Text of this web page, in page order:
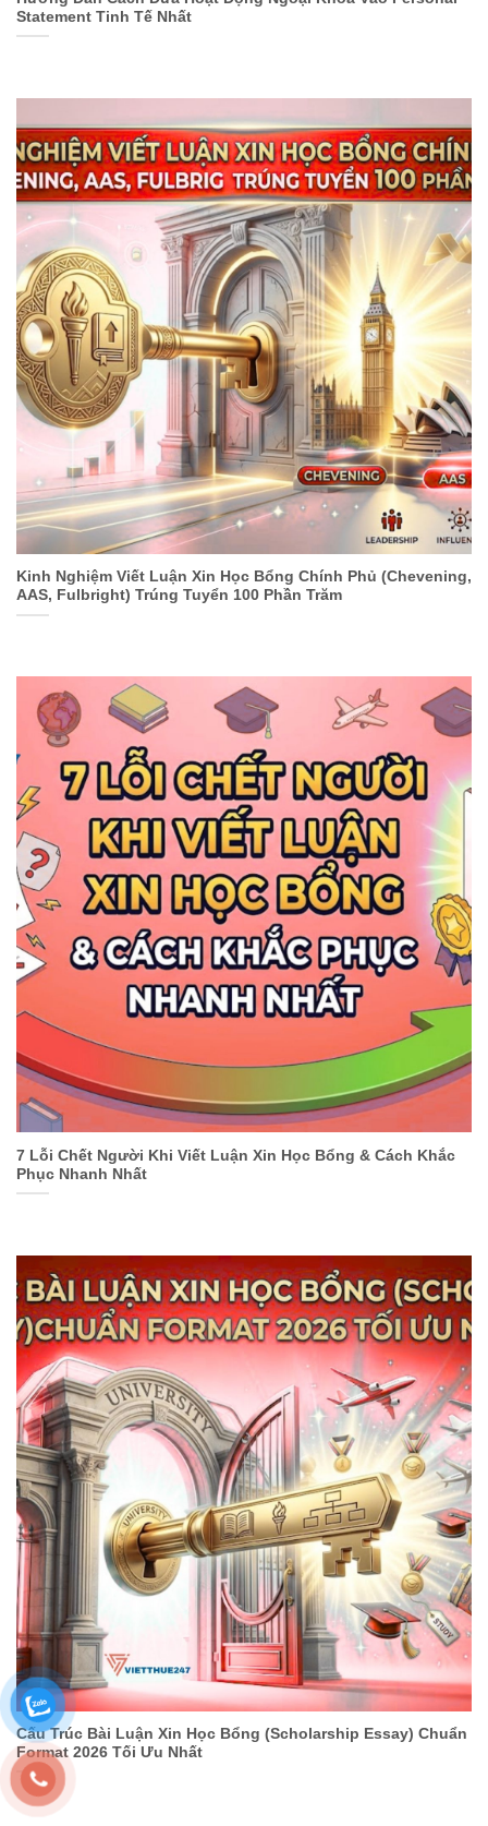
Statement Tinh Tế Nhất
Kinh Nghiệm Viết Luận Xin Học Bổng Chính Phủ (Chevening,
AAS, Fulbright) Trúng Tuyển 100 Phần Trăm
7 Lỗi Chết Người Khi Viết Luận Xin Học Bổng & Cách Khắc
Phục Nhanh Nhất
Cấu Trúc Bài Luận Xin Học Bổng (Scholarship Essay) Chuẩn
Format 2026 Tối Ưu Nhất